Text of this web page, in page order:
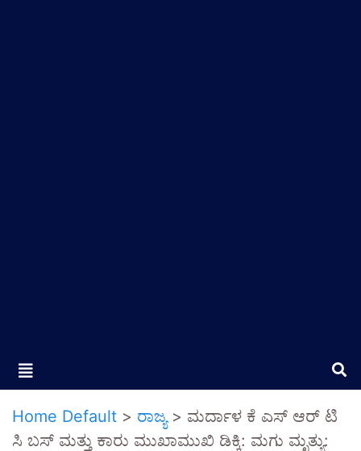
Home Default > ರಾಜ್ಯ> ಮರ್ದಾಳ ಕೆ ಎಸ್ ಆರ್ ಟಿ
ಸಿ ಬಸ್ ಮತ್ತು ಕಾರು ಮುಖಾಮುಖಿ ಡಿಕ್ಕಿ: ಮಗು ಮೃತ್ಯು: